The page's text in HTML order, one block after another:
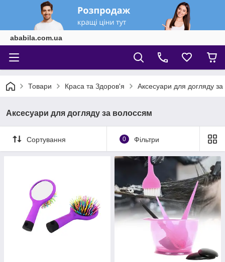
ababila.com.ua
Товари Краса та Здоров'я Аксесуари для догляду
Аксесуари для догляду за волоссям
Сортування 0 Фільтри